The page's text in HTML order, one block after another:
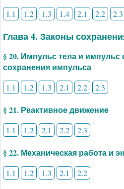
1.1 1.2 1.3 1.4 2.1 2.2 2.3
Глава 4. Законы
§ 20. Импульс тела и импульс
сохранения импульса
1.1 1.2 1.3 2.1 2.2 2.3
§ 21. Реактивное движение
1.1 1.2 2.1 2.2 2.3
§ 22. Механическая работа и
1.1 1.2 1.3 2.1 2.2